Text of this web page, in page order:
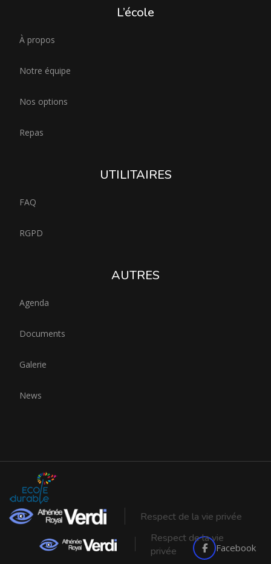
L’école
À propos
Notre équipe
Nos options
Repas
UTILITAIRES
FAQ
RGPD
AUTRES
Agenda
Documents
Galerie
News
Respect de la vie privée
Facebook
Respect de la vie
privée